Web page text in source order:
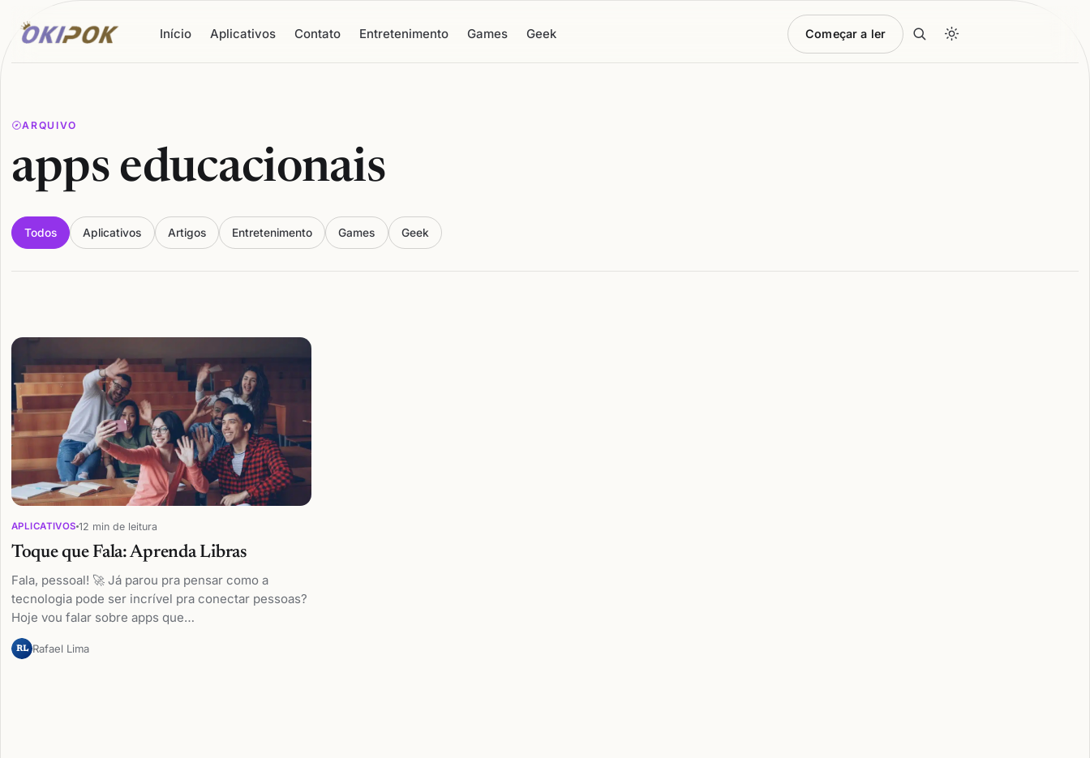
Início Aplicativos Contato Entretenimento Games Geek Começar a ler
ARQUIVO
apps educacionais
Todos Aplicativos Artigos Entretenimento Games Geek
Articles
APLICATIVOS 12 min de leitura
Toque que Fala: Aprenda Libras
Fala, pessoal! 🚀 Já parou pra pensar como a
tecnologia pode ser incrível pra conectar pessoas?
Hoje vou falar sobre apps que…
RL Rafael Lima